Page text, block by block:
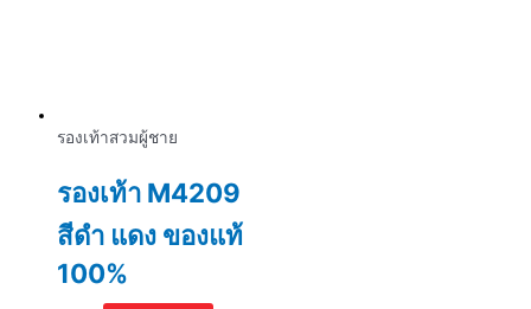
รองเท้าสวมผู้ชาย
รองเท้า M4209
สีดำ แดง ของแท้
100%